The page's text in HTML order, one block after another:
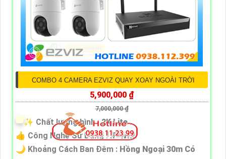
COMBO 4 CAMERA EZVIZ QUAY XOAY NGOÀI TRỜI
5,900,000 ₫
7,000,000 ₫
✨ Chất lượng hình :2K Lite .
👍 Công Nghệ Sử Dụng :IP Wifi.
🌙 Khoảng Cách Ban Đêm : Hồng Ngoại 30m Có